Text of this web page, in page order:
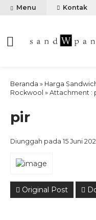
Menu Kontak
Beranda » Harga
Rockwool » Attachment :
pir
Diunggah pada 15 Juni
Original Post